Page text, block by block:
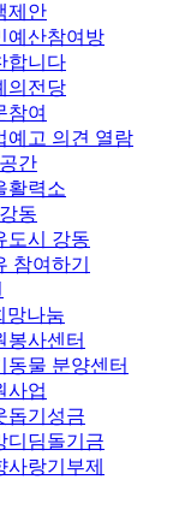
제안
예산참여방
합니다
의전당
참여
예고 의견 열람
간
활력소
동
도시 강동
참여하기
망나눔
봉사센터
동물 분양센터
사업
돕기성금
디딤돌기금
사랑기부제